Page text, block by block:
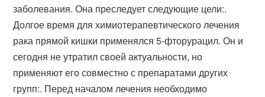
заболевания. Она преследует следующие цели:.
Долгое время для химиотерапевтического лечения
рака прямой кишки применялся 5-фторурацил. Он и
сегодня не утратил своей актуальности, но
применяют его совместно с препаратами других
групп:. Перед началом лечения необходимо